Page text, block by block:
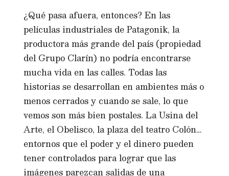
¿Qué pasa afuera, entonces? En las
películas industriales de Patagonik, la
productora más grande del país (propiedad
del Grupo Clarín) no podría encontrarse
mucha vida en las calles. Todas las
historias se desarrollan en ambientes más o
menos cerrados y cuando se sale, lo que
vemos son más bien postales. La Usina del
Arte, el Obelisco, la plaza del teatro Colón…
entornos que el poder y el dinero pueden
tener controlados para lograr que las
imágenes parezcan salidas de una